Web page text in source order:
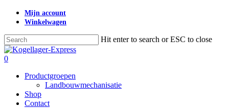
Skip
content
Mijn account
Winkelwagen
Hit enter to search or ESC to close
Close
Search
search
0
Productgroepen
Landbouwmechanisatie
Shop
Contact